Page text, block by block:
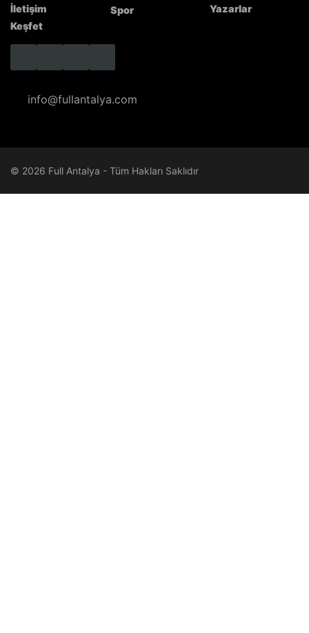
İletişim
Keşfet
Spor
Yazarlar
info@fullantalya.com
© 2026 Full Antalya - Tüm Hakları Saklıdır